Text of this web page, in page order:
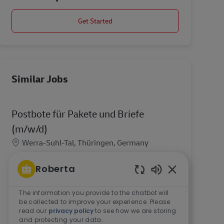
Get Started
Similar Jobs
Postbote für Pakete und Briefe
(m/w/d)
Location
Werra-Suhl-Tal, Thüringen, Germany
Werde Postbote für Pakete und Briefe in Werra-
Suhl-Tal. Was wir bieten. 17,92 € Tarif-
50% Weihnachtsgeld im November. Bis zu 332 €
Urlaubsgeld. Du kan...
Roberta
The information you provide to the chatbot will
be collected to improve your experience. Please
read our privacy policyto see how we are storing
and protecting your data.